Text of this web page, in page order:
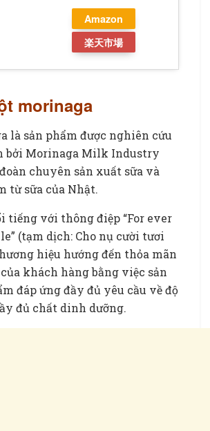
Amazon
楽天市場
morinaga
là sản phẩm được nghiên cứu
bởi Morinaga Milk Industry
chuyên sản xuất sữa và
từ sữa của Nhật.
tiếng với thông điệp “For ever
(tạm dịch: Cho nụ cười tươi
hiệu hướng đến thỏa mãn
khách hàng bằng việc sản
đáp ứng đầy đủ yêu cầu về độ
đủ chất dinh dưỡng.